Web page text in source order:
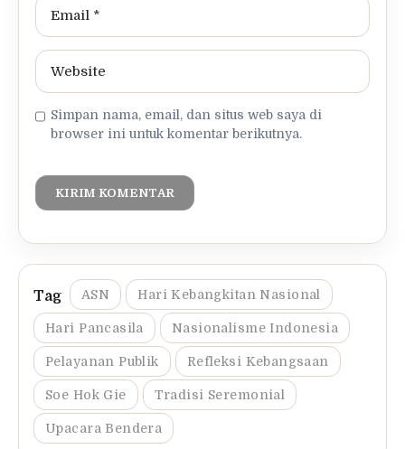
Simpan nama, email, dan situs web saya di
browser ini untuk komentar berikutnya.
ASN Hari Kebangkitan Nasional
Hari Pancasila Nasionalisme Indonesia
Pelayanan Publik Refleksi Kebangsaan
Soe Hok Gie Tradisi Seremonial
Upacara Bendera